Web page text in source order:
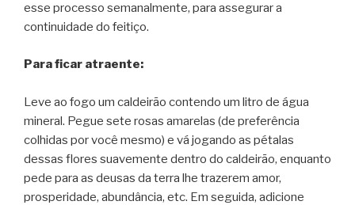
esse processo semanalmente, para assegurar a
continuidade do feitiço.
Para ficar atraente:
Leve ao fogo um caldeirão contendo um litro de água
mineral. Pegue sete rosas amarelas (de preferência
colhidas por você mesmo) e vá jogando as pétalas
dessas flores suavemente dentro do caldeirão, enquanto
pede para as deusas da terra lhe trazerem amor,
prosperidade, abundância, etc. Em seguida, adicione